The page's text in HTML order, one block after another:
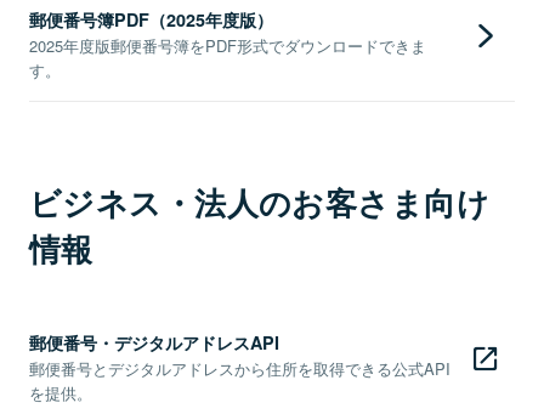
郵便番号簿PDF（2025年度版）
2025年度版郵便番号簿をPDF形式でダウンロードできま
す。
ビジネス・法人のお客さま向け
情報
郵便番号・デジタルアドレスAPI
郵便番号とデジタルアドレスから住所を取得できる公式API
を提供。